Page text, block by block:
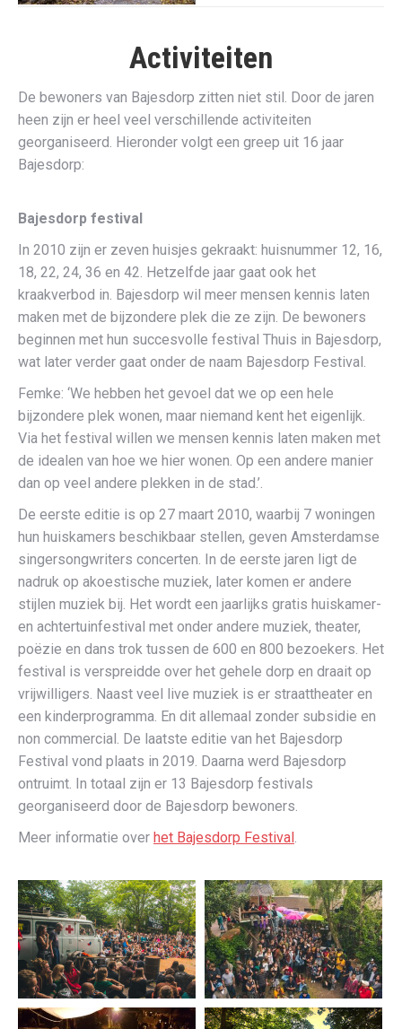
Activiteiten
De bewoners van Bajesdorp zitten niet stil. Door de jaren
heen zijn er heel veel verschillende activiteiten
georganiseerd. Hieronder volgt een greep uit 16 jaar
Bajesdorp:
Bajesdorp festival
In 2010 zijn er zeven huisjes gekraakt: huisnummer 12, 16,
18, 22, 24, 36 en 42. Hetzelfde jaar gaat ook het
kraakverbod in. Bajesdorp wil meer mensen kennis laten
maken met de bijzondere plek die ze zijn. De bewoners
beginnen met hun succesvolle festival Thuis in Bajesdorp,
wat later verder gaat onder de naam Bajesdorp Festival.
Femke: ‘We hebben het gevoel dat we op een hele
bijzondere plek wonen, maar niemand kent het eigenlijk.
Via het festival willen we mensen kennis laten maken met
de idealen van hoe we hier wonen. Op een andere manier
dan op veel andere plekken in de stad.’.
De eerste editie is op 27 maart 2010, waarbij 7 woningen
hun huiskamers beschikbaar stellen, geven Amsterdamse
singersongwriters concerten. In de eerste jaren ligt de
nadruk op akoestische muziek, later komen er andere
stijlen muziek bij. Het wordt een jaarlijks gratis huiskamer-
en achtertuinfestival met onder andere muziek, theater,
poëzie en dans trok tussen de 600 en 800 bezoekers. Het
festival is verspreidde over het gehele dorp en draait op
vrijwilligers. Naast veel live muziek is er straattheater en
een kinderprogramma. En dit allemaal zonder subsidie en
non commercial. De laatste editie van het Bajesdorp
Festival vond plaats in 2019. Daarna werd Bajesdorp
ontruimt. In totaal zijn er 13 Bajesdorp festivals
georganiseerd door de Bajesdorp bewoners.
Meer informatie over het Bajesdorp Festival.